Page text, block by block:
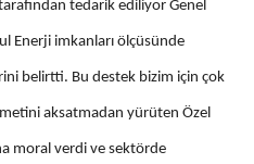
tedarik ediliyor Genel
Enerji imkanları ölçüsünde
belirtti. Bu destek bizim için çok
aksatmadan yürüten Özel
moral verdi ve sektörde